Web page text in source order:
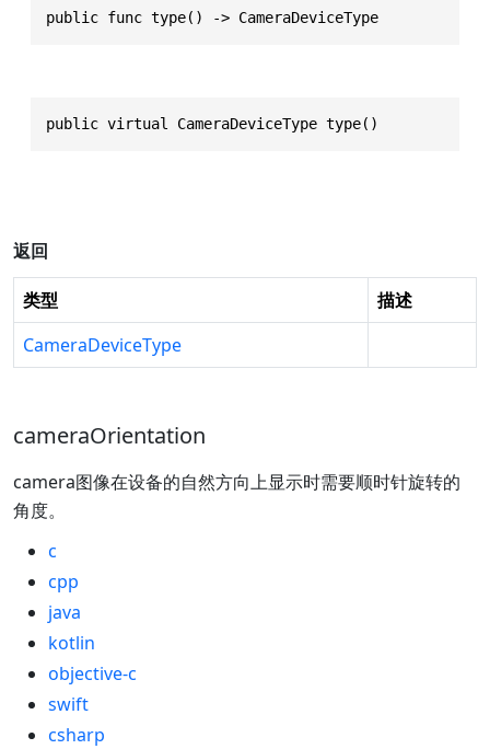
public func type() -> CameraDeviceType
public virtual CameraDeviceType type()
返回
类型
描述
CameraDeviceType
cameraOrientation
camera图像在设备的自然方向上显示时需要顺时针旋转的
角度。
c
cpp
java
kotlin
objective-c
swift
csharp